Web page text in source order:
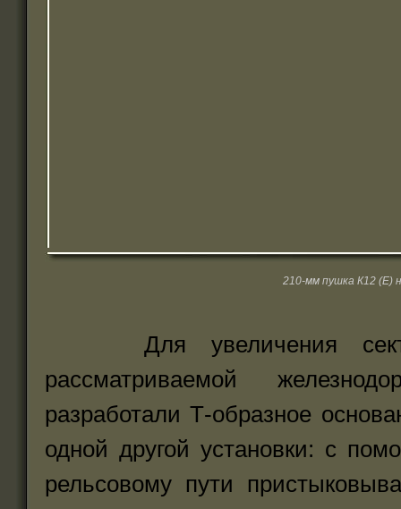
210-мм пушка К12 (Е)
Для увеличения
рассматриваемой
разработали Т-образное
одной другой установки: с
рельсовому пути